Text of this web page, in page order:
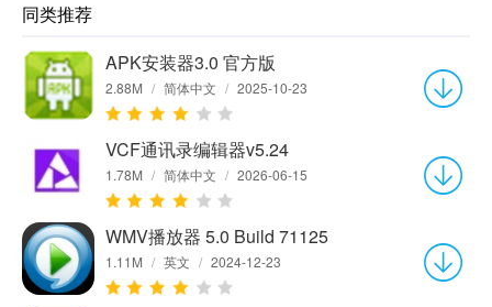
同类推荐
APK安装器3.0 官方版
2.88M / 简体中文 / 2025-10-23
VCF通讯录编辑器v5.24
1.78M / 简体中文 / 2026-06-15
WMV播放器 5.0 Build 71125
1.11M / 英文 / 2024-12-23